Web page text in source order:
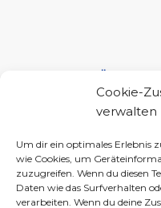
Cookie-
verwalten
Um dir ein optimales Erlebnis
wie Cookies, um
zuzugreifen. Wenn du diesen
Daten wie das Surfverhalten
verarbeiten. Wenn du deine